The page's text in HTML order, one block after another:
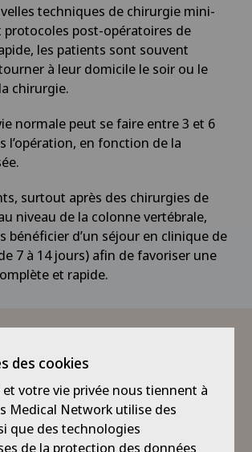
techniques de chirurgie mini-
protocoles post-opératoires de
les patients sont souvent
à leur domicile le soir ou le
chirurgie.
normale peut se faire entre 3 et 6
l’opération, en fonction de la
surtout après des chirurgies de
niveau de la colonne vertébrale,
bénéficier d’un séjour en clinique de
7 à 14 jours) afin de favoriser une
et rapide.
faut-il consulter une
ou un neurochirurgien ?
des cookies
votre vie privée nous tiennent à
Medical Network utilise des
que des technologies
de la protection des données